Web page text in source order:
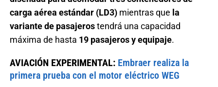
carga aérea estándar (LD3) mientras que la
variante de pasajerostendrá una capacidad
máxima de hasta 19 pasajeros y equipaje.
AVIACIÓN EXPERIMENTAL: Embraer realiza la
primera prueba con el motor eléctrico WEG